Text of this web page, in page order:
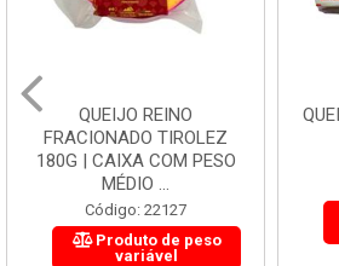
QUEIJO REINO
FRACIONADO TIROLEZ
180G | CAIXA COM PESO
MÉDIO ...
Código: 22127
Produto de peso
variável